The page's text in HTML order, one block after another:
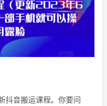
抖音搬运课程。你要问